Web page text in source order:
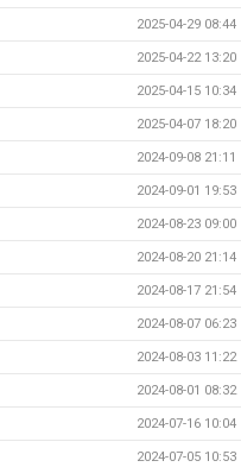
2025-04-29 08:44
2025-04-22 13:20
2025-04-15 10:34
2025-04-07 18:20
2024-09-08 21:11
2024-09-01 19:53
2024-08-23 09:00
2024-08-20 21:14
2024-08-17 21:54
2024-08-07 06:23
2024-08-03 11:22
2024-08-01 08:32
2024-07-16 10:04
2024-07-05 10:53